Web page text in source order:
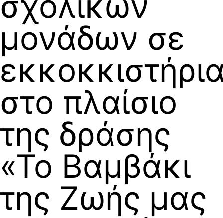
μονάδων σε
στο πλαίσιο
της δράσης
«Το Βαμβάκι
της Ζωής μας